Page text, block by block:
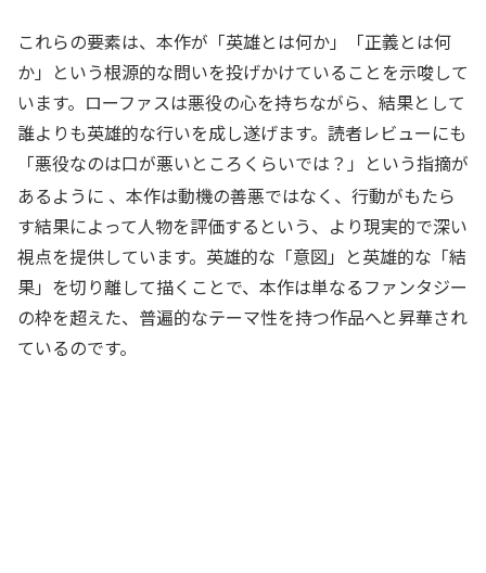
これらの要素は、本作が「英雄とは何か」「正義とは何
か」という根源的な問いを投げかけていることを示唆して
います。ローファスは悪役の心を持ちながら、結果として
誰よりも英雄的な行いを成し遂げます。読者レビューにも
「悪役なのは口が悪いところくらいでは？」という指摘が
あるように 、本作は動機の善悪ではなく、行動がもたら
す結果によって人物を評価するという、より現実的で深い
視点を提供しています。英雄的な「意図」と英雄的な「結
果」を切り離して描くことで、本作は単なるファンタジー
の枠を超えた、普遍的なテーマ性を持つ作品へと昇華され
ているのです。